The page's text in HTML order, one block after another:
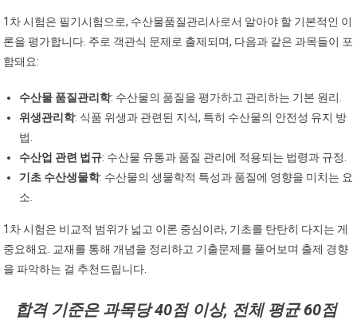
1차 시험은 필기시험으로, 수산물품질관리사로서 알아야 할 기본적인 이
론을 평가합니다. 주로 객관식 문제로 출제되며, 다음과 같은 과목들이 포
함돼요:
수산물 품질관리학: 수산물의 품질을 평가하고 관리하는 기본 원리.
위생관리학: 식품 위생과 관련된 지식, 특히 수산물의 안전성 유지 방
법.
수산업 관련 법규: 수산물 유통과 품질 관리에 적용되는 법령과 규정.
기초 수산생물학: 수산물의 생물학적 특성과 품질에 영향을 미치는 요
소.
1차 시험은 비교적 범위가 넓고 이론 중심이라, 기초를 탄탄히 다지는 게
중요해요. 교재를 통해 개념을 정리하고 기출문제를 풀어보며 출제 경향
을 파악하는 걸 추천드립니다.
합격 기준은 과목당 40점 이상, 전체 평균 60점